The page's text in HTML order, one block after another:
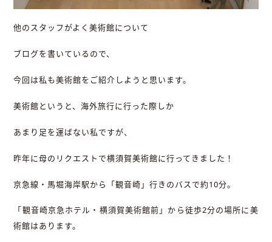
他のスタッフがよく美術館について
ブログを書いているので、
今回は私も美術館をご紹介しようと思います。
美術館というと、海外旅行に行った際しか
あまり足を運ばない私ですが、
昨年に母のリクエストで横須賀美術館に行ってきました！
京急線・馬堀海岸駅から「観音崎」行きのバスで約10分。
「観音崎京急ホテル・横須賀美術館前」から徒歩2分の場所に美
術館はあります。